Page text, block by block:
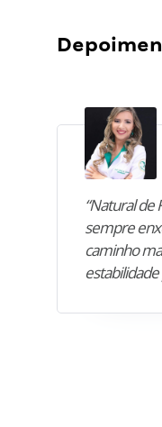
“Natural de
sempre
caminho